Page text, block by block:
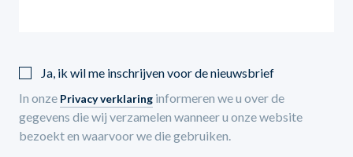
Ja, ik wil me inschrijven voor de nieuwsbrief
In onze Privacy verklaring informeren we u over de
gegevens die wij verzamelen wanneer u onze website
bezoekt en waarvoor we die gebruiken.